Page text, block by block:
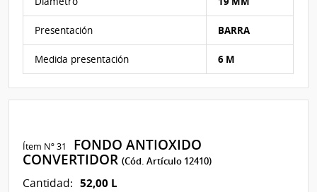
Presentación BARRA
Medida presentación 6 M
Ítem Nº 31
FONDO ANTIOXIDO
CONVERTIDOR(Cód. Artículo 12410)
Cantidad: 52,00 L